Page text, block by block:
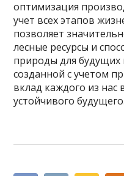
оптимизация
учет всех этапов
позволяет
лесные ресурсы и
природы для
созданной с учетом
вклад каждого из нас
устойчивого будущего.